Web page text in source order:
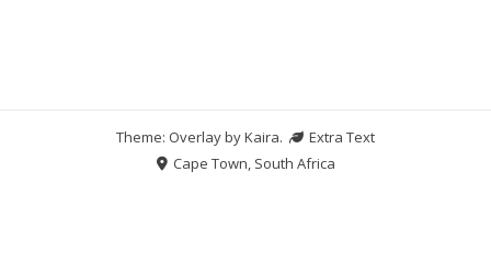
Theme: Overlay byKaira.
Extra Text
Cape Town, South Africa